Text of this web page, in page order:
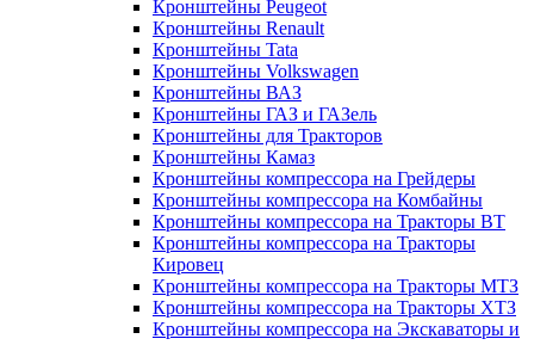
Кронштейны Peugeot
Кронштейны Renault
Кронштейны Tata
Кронштейны Volkswagen
Кронштейны ВАЗ
Кронштейны ГАЗ и ГАЗель
Кронштейны для Тракторов
Кронштейны Камаз
Кронштейны компрессора на Грейдеры
Кронштейны компрессора на Комбайны
Кронштейны компрессора на Тракторы ВТ
Кронштейны компрессора на Тракторы
Кировец
Кронштейны компрессора на Тракторы МТЗ
Кронштейны компрессора на Тракторы ХТЗ
Кронштейны компрессора на Экскаваторы и